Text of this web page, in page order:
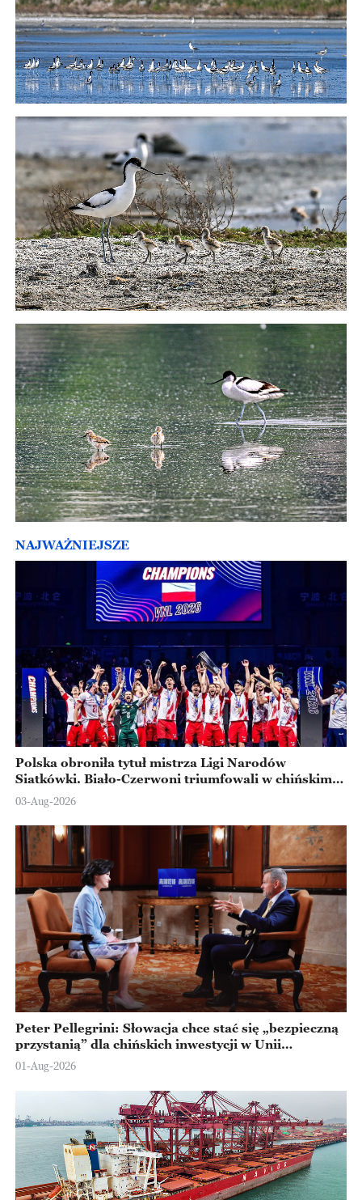
NAJWAŻNIEJSZE
Polska obroniła tytuł mistrza Ligi Narodów
Siatkówki. Biało-Czerwoni triumfowali w chińskim
Ningbo
03-Aug-2026
Peter Pellegrini: Słowacja chce stać się „bezpieczną
przystanią” dla chińskich inwestycji w Unii
Europejskiej
01-Aug-2026